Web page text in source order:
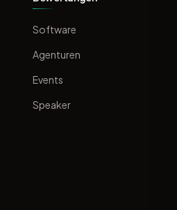
Software
Agenturen
Events
Speaker